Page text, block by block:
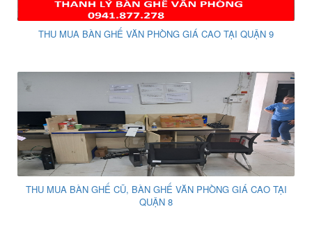
THU MUA BÀN GHẾ VĂN PHÒNG GIÁ CAO TẠI QUẬN 9
THU MUA BÀN GHẾ CŨ, BÀN GHẾ VĂN PHÒNG GIÁ CAO TẠI
QUẬN 8